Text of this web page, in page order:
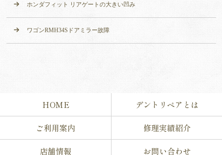
ホンダフィット リアゲートの大きい凹み
ワゴンRMH34Sドアミラー故障
HOME
デントリペアとは
ご利用案内
修理実績紹介
店舗情報
お問い合わせ